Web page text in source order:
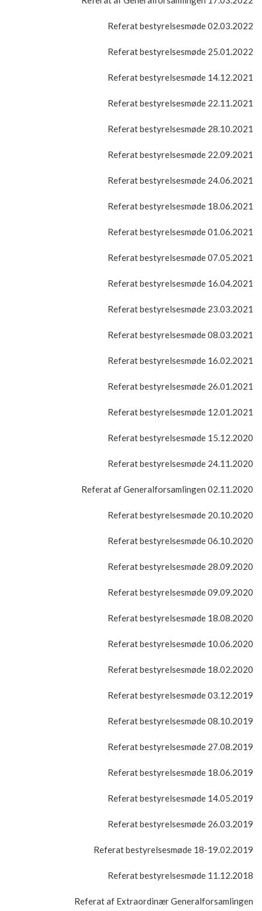
Referat bestyrelsesmøde 02.03.2022
Referat bestyrelsesmøde 25.01.2022
Referat bestyrelsesmøde 14.12.2021
Referat bestyrelsesmøde 22.11.2021
Referat bestyrelsesmøde 28.10.2021
Referat bestyrelsesmøde 22.09.2021
Referat bestyrelsesmøde 24.06.2021
Referat bestyrelsesmøde 18.06.2021
Referat bestyrelsesmøde 01.06.2021
Referat bestyrelsesmøde 07.05.2021
Referat bestyrelsesmøde 16.04.2021
Referat bestyrelsesmøde 23.03.2021
Referat bestyrelsesmøde 08.03.2021
Referat bestyrelsesmøde 16.02.2021
Referat bestyrelsesmøde 26.01.2021
Referat bestyrelsesmøde 12.01.2021
Referat bestyrelsesmøde 15.12.2020
Referat bestyrelsesmøde 24.11.2020
Referat af Generalforsamlingen 02.11.2020
Referat bestyrelsesmøde 20.10.2020
Referat bestyrelsesmøde 06.10.2020
Referat bestyrelsesmøde 28.09.2020
Referat bestyrelsesmøde 09.09.2020
Referat bestyrelsesmøde 18.08.2020
Referat bestyrelsesmøde 10.06.2020
Referat bestyrelsesmøde 18.02.2020
Referat bestyrelsesmøde 03.12.2019
Referat bestyrelsesmøde 08.10.2019
Referat bestyrelsesmøde 27.08.2019
Referat bestyrelsesmøde 18.06.2019
Referat bestyrelsesmøde 14.05.2019
Referat bestyrelsesmøde 26.03.2019
Referat bestyrelsesmøde 18-19.02.2019
Referat bestyrelsesmøde 11.12.2018
Referat af Extraordinær Generalforsamlingen